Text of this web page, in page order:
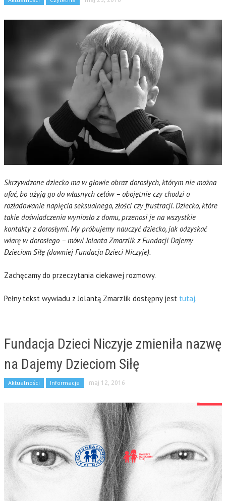
Skrzywdzone dziecko ma w głowie obraz dorosłych, którym nie można
ufać, bo użyją go do własnych celów – obojętnie czy chodzi o
rozładowanie napięcia seksualnego, złości czy frustracji. Dziecko, które
takie doświadczenia wyniosło z domu, przenosi je na wszystkie
kontakty z dorosłymi. My próbujemy nauczyć dziecko, jak odzyskać
wiarę w dorosłego – mówi Jolanta Zmarzlik z Fundacji Dajemy
Dzieciom Siłę (dawniej Fundacja Dzieci Niczyje).
Zachęcamy do przeczytania ciekawej rozmowy.
Pełny tekst wywiadu z Jolantą Zmarzlik dostępny jest tutaj.
Fundacja Dzieci Niczyje zmieniła nazwę
na Dajemy Dzieciom Siłę
Aktualności Informacje maj 12, 2016